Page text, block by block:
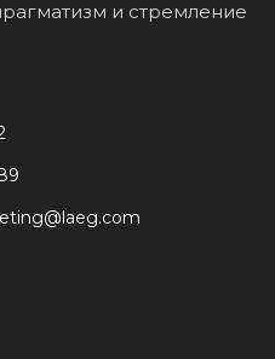
и стремление